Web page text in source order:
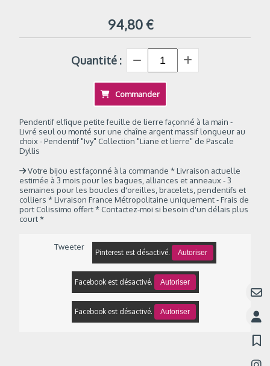
94,80€
Quantité :
Commander
Pendentif elfique petite feuille de lierre façonné à la main -
Livré seul ou monté sur une chaîne argent massif longueur au
choix - Pendentif "Ivy" Collection "Liane et lierre" de Pascale
Dyllis
Votre bijou est façonné à la commande * Livraison actuelle
estimée à 3 mois pour les bagues, alliances et anneaux - 3
semaines pour les boucles d'oreilles, bracelets, pendentifs et
colliers * Livraison France Métropolitaine uniquement - Frais de
port Colissimo offert * Contactez-moi si besoin d'un délais plus
court *
Tweeter
Pinterest est désactivé. Autoriser
Facebook est désactivé. Autoriser
Facebook est désactivé. Autoriser